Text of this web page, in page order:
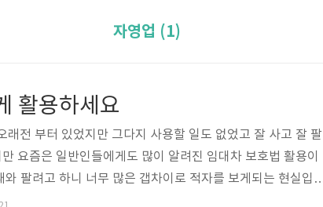
자영업 (1)
활용하세요
래전 부터 있었지만 그다지 사용할 일도 없었고 잘 사고 잘 팔
요즘은 일반인들에게도 많이 알려진 임대차 보호법 활용이
팔려고 하니 너무 많은 갭차이로 적자를 보게되는 현실입
는 것이죠. 매매를 해도 손해이닌 당분간 몇년 임대로해서 버